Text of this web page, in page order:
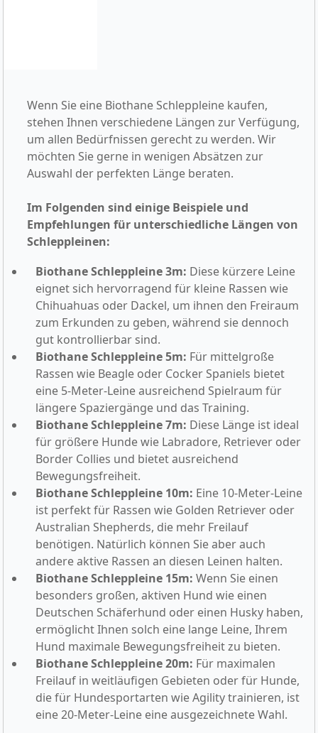
Wenn Sie eine Biothane Schleppleine kaufen,
stehen Ihnen verschiedene Längen zur Verfügung,
um allen Bedürfnissen gerecht zu werden. Wir
möchten Sie gerne in wenigen Absätzen zur
Auswahl der perfekten Länge beraten.
Im Folgenden sind einige Beispiele und
Empfehlungen für unterschiedliche Längen von
Schleppleinen:
Biothane Schleppleine 3m: Diese kürzere Leine
eignet sich hervorragend für kleine Rassen wie
Chihuahuas oder Dackel, um ihnen den Freiraum
zum Erkunden zu geben, während sie dennoch
gut kontrollierbar sind.
Biothane Schleppleine 5m: Für mittelgroße
Rassen wie Beagle oder Cocker Spaniels bietet
eine 5-Meter-Leine ausreichend Spielraum für
längere Spaziergänge und das Training.
Biothane Schleppleine 7m: Diese Länge ist ideal
für größere Hunde wie Labradore, Retriever oder
Border Collies und bietet ausreichend
Bewegungsfreiheit.
Biothane Schleppleine 10m: Eine 10-Meter-Leine
ist perfekt für Rassen wie Golden Retriever oder
Australian Shepherds, die mehr Freilauf
benötigen. Natürlich können Sie aber auch
andere aktive Rassen an diesen Leinen halten.
Biothane Schleppleine 15m: Wenn Sie einen
besonders großen, aktiven Hund wie einen
Deutschen Schäferhund oder einen Husky haben,
ermöglicht Ihnen solch eine lange Leine, Ihrem
Hund maximale Bewegungsfreiheit zu bieten.
Biothane Schleppleine 20m: Für maximalen
Freilauf in weitläufigen Gebieten oder für Hunde,
die für Hundesportarten wie Agility trainieren, ist
eine 20-Meter-Leine eine ausgezeichnete Wahl.